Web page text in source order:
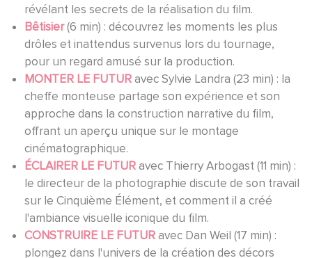
révélant les secrets de la réalisation du film.
Bêtisier(6 min) : découvrez les moments les plus
drôles et inattendus survenus lors du tournage,
pour un regard amusé sur la production.
MONTER LE FUTUR avec Sylvie Landra (23 min) : la
cheffe monteuse partage son expérience et son
approche dans la construction narrative du film,
offrant un aperçu unique sur le montage
cinématographique.
ÉCLAIRER LE FUTUR avec Thierry Arbogast (11 min) :
le directeur de la photographie discute de son travail
sur le Cinquième Élément, et comment il a créé
l'ambiance visuelle iconique du film.
CONSTRUIRE LE FUTUR avec Dan Weil (17 min) :
plongez dans l'univers de la création des décors